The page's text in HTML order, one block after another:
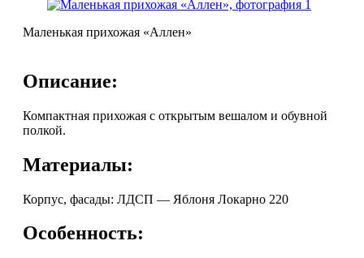
Маленькая прихожая «Аллен»
Описание:
Компактная прихожая с открытым вешалом и обувной
полкой.
Материалы:
Корпус, фасады: ЛДСП — Яблоня Локарно 220
Особенность: